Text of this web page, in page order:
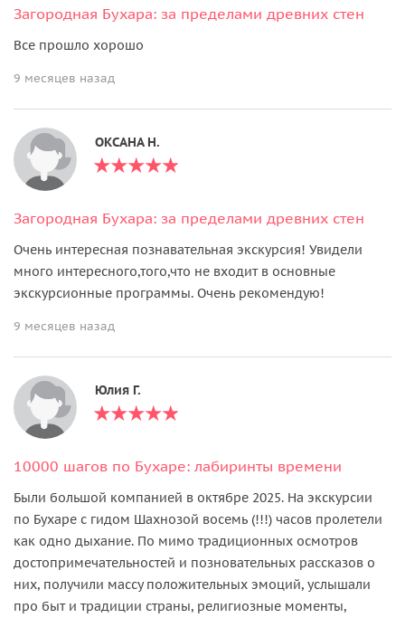
Загородная Бухара: за пределами древних стен
Все прошло хорошо
9 месяцев назад
ОКСАНА Н.
Загородная Бухара: за пределами древних стен
Очень интересная познавательная экскурсия! Увидели
много интересного,того,что не входит в основные
экскурсионные программы. Очень рекомендую!
9 месяцев назад
Юлия Г.
10000 шагов по Бухаре: лабиринты времени
Были большой компанией в октябре 2025. На экскурсии
по Бухаре с гидом Шахнозой восемь (!!!) часов пролетели
как одно дыхание. По мимо традиционных осмотров
достопримечательностей и позновательных рассказов о
них, получили массу положительных эмоций, услышали
про быт и традиции страны, религиозные моменты,